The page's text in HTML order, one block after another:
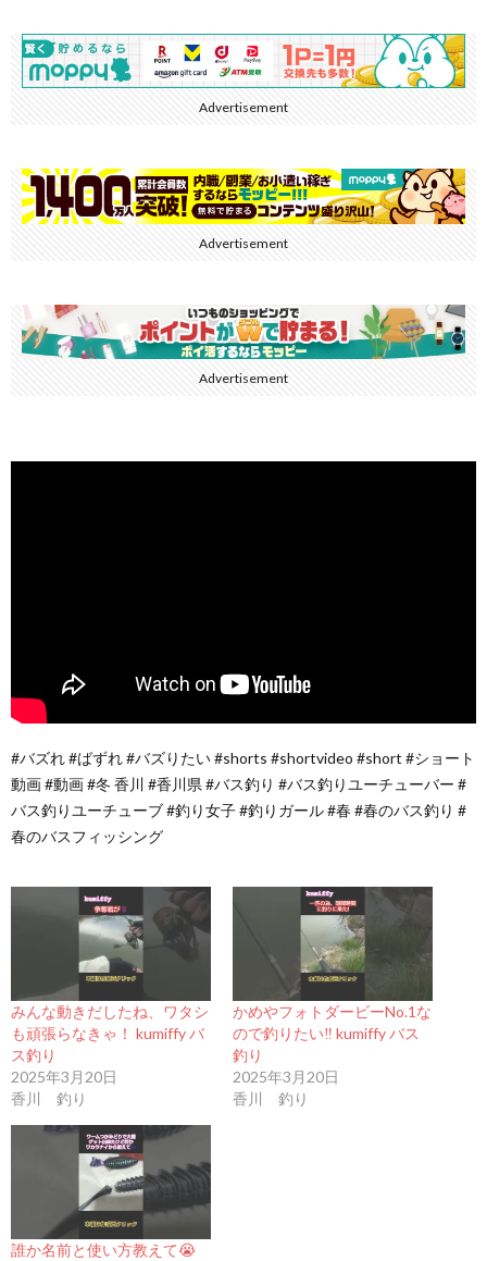
Advertisement
Advertisement
Advertisement
#バズれ #ばずれ #バズりたい #shorts #shortvideo #short #ショート
動画 #動画 #冬 香川 #香川県 #バス釣り #バス釣りユーチューバー #
バス釣りユーチューブ #釣り女子 #釣りガール #春 #春のバス釣り #
春のバスフィッシング
みんな動きだしたね、ワタシ
も頑張らなきゃ！ kumiffy バ
ス釣り
2025年3月20日
香川 釣り
かめやフォトダービーNo.1な
ので釣りたい‼️ kumiffy バス
釣り
2025年3月20日
香川 釣り
誰か名前と使い方教えて😭